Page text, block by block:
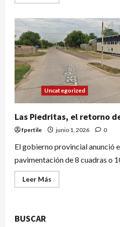
Uncategorized
Las Piedritas, el retorno
fpertile junio 1, 2026 0
El gobierno provincial anunció
pavimentación de 8 cuadras o
Leer Más
BUSCAR